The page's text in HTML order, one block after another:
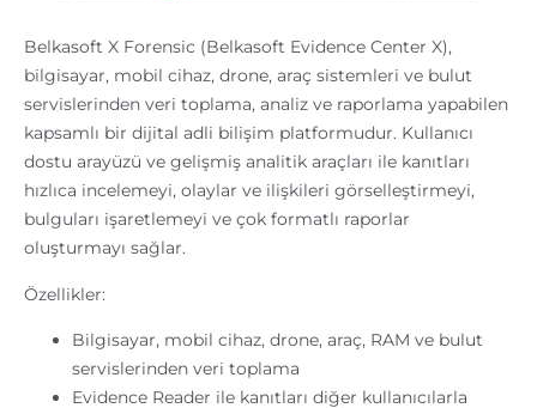
Belkasoft X Forensic (Belkasoft Evidence Center X),
bilgisayar, mobil cihaz, drone, araç sistemleri ve bulut
servislerinden veri toplama, analiz ve raporlama yapabilen
kapsamlı bir dijital adli bilişim platformudur. Kullanıcı
dostu arayüzü ve gelişmiş analitik araçları ile kanıtları
hızlıca incelemeyi, olaylar ve ilişkileri görselleştirmeyi,
bulguları işaretlemeyi ve çok formatlı raporlar
oluşturmayı sağlar.
Özellikler:
Bilgisayar, mobil cihaz, drone, araç, RAM ve bulut
servislerinden veri toplama
Evidence Reader ile kanıtları diğer kullanıcılarla